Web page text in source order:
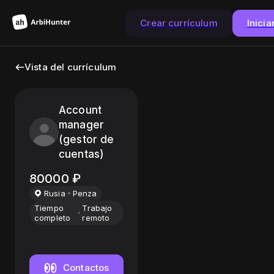
Crear currículum
Vista del currículum
Account
manager
(gestor de
cuentas)
80000 ₽
Rusia
Penza
Tiempo
completo
Trabajo
remoto
Contactos